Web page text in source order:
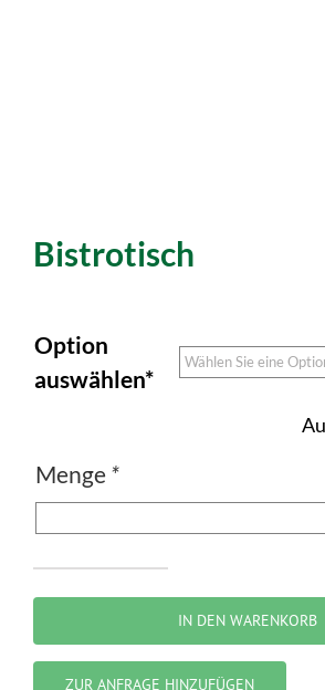
Bistrotisch
Option
auswählen*
Menge *
IN DEN WARENKORB
ZUR ANFRAGE HINZUFÜGEN